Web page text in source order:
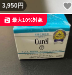
3,950円
最大10%対象